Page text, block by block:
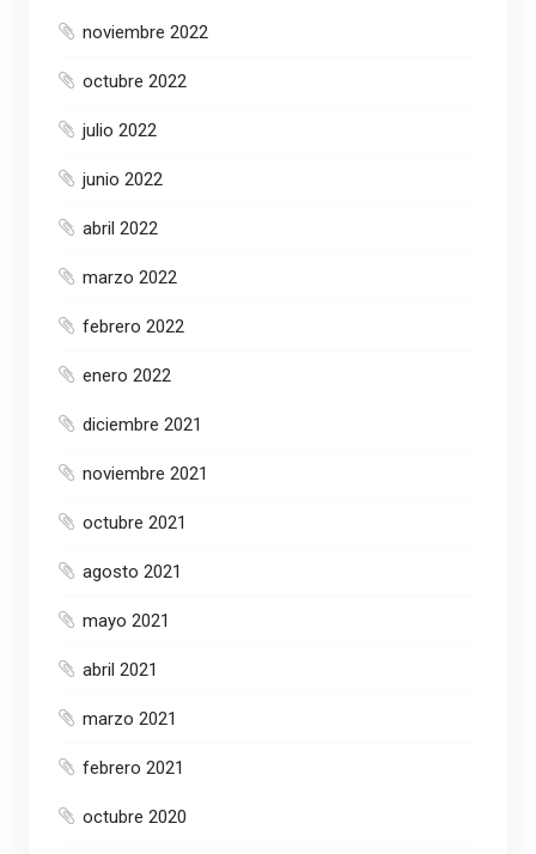
noviembre 2022
octubre 2022
julio 2022
junio 2022
abril 2022
marzo 2022
febrero 2022
enero 2022
diciembre 2021
noviembre 2021
octubre 2021
agosto 2021
mayo 2021
abril 2021
marzo 2021
febrero 2021
octubre 2020